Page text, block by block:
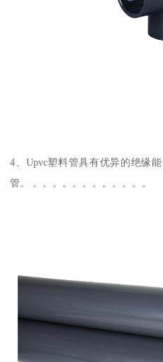
4、Upvc塑料管具有优异的绝缘
管。 。。。。。。。。。。。。